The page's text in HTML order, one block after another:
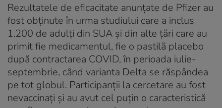
Rezultatele de eficacitate anunțate de Pfizer au
fost obținute în urma studiului care a inclus
1.200 de adulți din SUA și din alte țări care au
primit fie medicamentul, fie o pastilă placebo
după contractarea COVID, în perioada iulie-
septembrie, când varianta Delta se răspândea
pe tot globul. Participanții la cercetare au fost
nevaccinați și au avut cel puțin o caracteristică